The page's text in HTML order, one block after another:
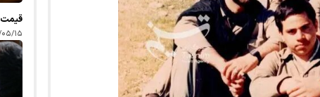
قیمت
۱۴۰۵/